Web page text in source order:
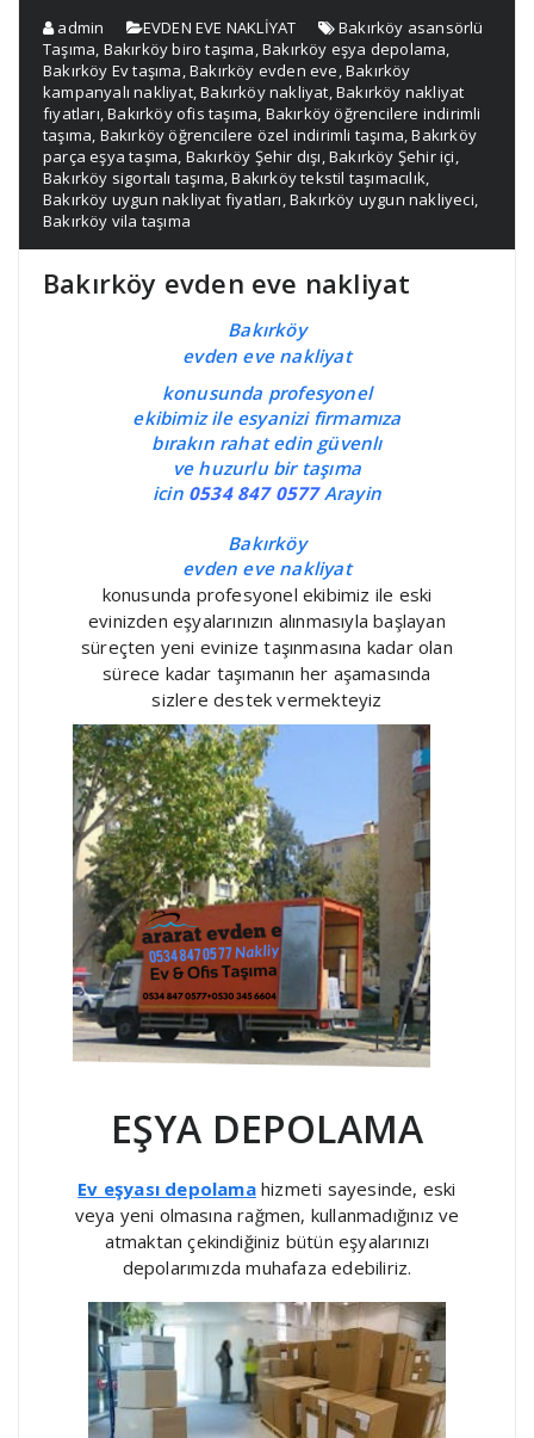
admin EVDEN EVE NAKLİYAT
Bakırköy asansörlü
Taşıma, Bakırköy biro taşıma,Bakırköy eşya depolama,
Bakırköy Ev taşıma,Bakırköy evden eve,Bakırköy
kampanyalı nakliyat,Bakırköy nakliyat,Bakırköy nakliyat
fıyatları,Bakırköy ofis taşıma, Bakırköy öğrencilere indirimli
taşıma, Bakırköy öğrencilere özel indirimli taşıma,Bakırköy
parça eşya taşıma, Bakırköy Şehir dışı,Bakırköy Şehir içi,
Bakırköy sigortalı taşıma,Bakırköy tekstil taşımacılık,
Bakırköy uygun nakliyat fiyatları,Bakırköy uygun nakliyeci,
Bakırköy vila taşıma
Bakırköy evden eve nakliyat
Bakırköy
evden eve nakliyat
konusunda profesyonel
ekibimiz ile esyanizi firmamıza
bırakın rahat edin güvenlı
ve huzurlu bir taşıma
icin 0534 847 0577Arayin
Bakırköy
evden eve nakliyat
konusunda profesyonel ekibimiz ile eski
evinizden eşyalarınızın alınmasıyla başlayan
süreçten yeni evinize taşınmasına kadar olan
sürece kadar taşımanın her aşamasında
sizlere destek vermekteyiz
EŞYA DEPOLAMA
Ev eşyası depolamahizmeti sayesinde, eski
veya yeni olmasına rağmen, kullanmadığınız ve
atmaktan çekindiğiniz bütün eşyalarınızı
depolarımızda muhafaza edebiliriz.